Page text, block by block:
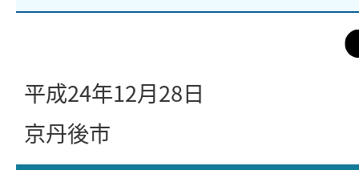
平成24年12月28日
京丹後市